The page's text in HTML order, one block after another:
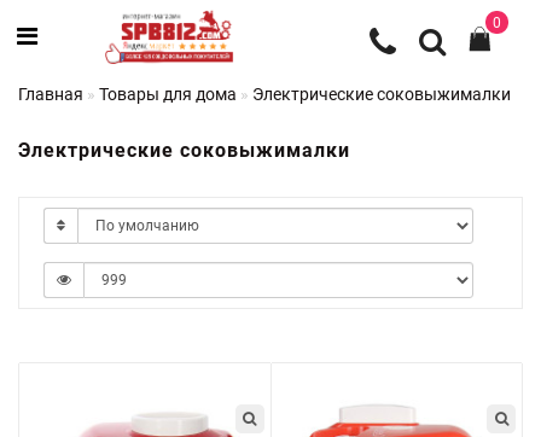
0
Главная Товары для дома Электрические соковыжималки
Электрические соковыжималки